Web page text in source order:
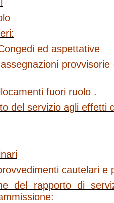
ed aspettative
fuori ruolo .
del servizio agli effetti
cautelari e
del rapporto di